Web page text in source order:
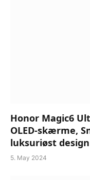
Honor Magic6
OLED-skærme,
luksuriøst design
5. May 2024